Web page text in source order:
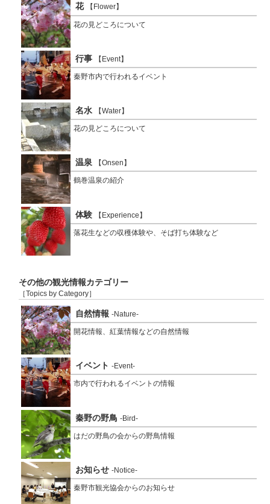
花 【Flower】
花の見どころについて
行事 【Event】
秦野市内で行われるイベント
名水 【Water】
花の見どころについて
温泉 【Onsen】
鶴巻温泉の紹介
体験 【Experience】
落花生などの収穫体験や、そば打ち体験など
その他の観光情報カテゴリー
［Topics by Category］
自然情報 -Nature-
開花情報、紅葉情報などの自然情報
イベント -Event-
市内で行われるイベントの情報
秦野の野鳥 -Bird-
はだの野鳥の会からの野鳥情報
お知らせ -Notice-
秦野市観光協会からのお知らせ